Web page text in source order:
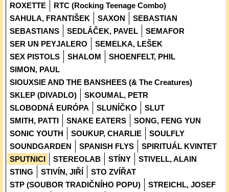
ROXETTE
RTC (Rocking Teenage Combo)
SAHULA, FRANTIŠEK
SAXON
SEBASTIAN
SEBASTIANS
SEDLÁČEK, PAVEL
SEMAFOR
SER UN PEYJALERO
SEMELKA, LEŠEK
SEX PISTOLS
SHALOM
SHOENFELT, PHIL
SIMON, PAUL
SIOUXSIE AND THE BANSHEES (& The Creatures)
SKLEP (DIVADLO)
SKOUMAL, PETR
SLOBODNÁ EURÓPA
SLUNÍČKO
SLUT
SMITH, PATTI
SNAKE EATERS
SONG, FENG YUN
SONIC YOUTH
SOUKUP, CHARLIE
SOULFLY
SOUNDGARDEN
SPANISH FLYS
SPIRITUÁL KVINTET
SPUTNICI
STEREOLAB STÍNY
STIVELL, ALAIN
STING
STIVÍN, JIŘÍ
STO ZVÍŘAT
STP (SOUBOR TRADIČNÍHO POPU)
STREICHL, JOSEF